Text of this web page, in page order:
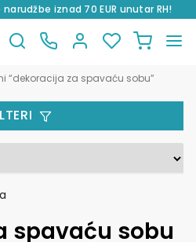
iznad 70 EUR unutar RH!
“dekoracija za spavaću sobu”
popularnosti
spavaću sobu